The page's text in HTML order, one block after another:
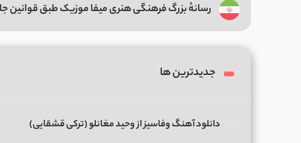
رسانهٔ بزرگ فرهنگی هنری میفا موزیک طبق قوانین
جدیدترین ها
دانلود آهنگ وفاسیز از وحید مغانلو (ترکی قشقایی)